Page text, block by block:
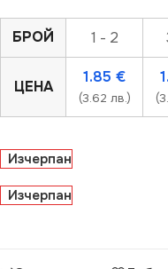
БРОЙ 1 - 2
ЦЕНА
1.85 €
(3.62 лв.)
Изчерпан
Изчерпан